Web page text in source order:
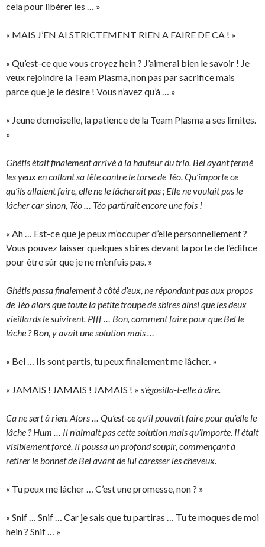
cela pour libérer les … »
« MAIS J’EN AI STRICTEMENT RIEN A FAIRE DE CA ! »
« Qu’est-ce que vous croyez hein ? J’aimerai bien le savoir ! Je
veux rejoindre la Team Plasma, non pas par sacrifice mais
parce que je le désire ! Vous n’avez qu’à … »
« Jeune demoiselle, la patience de la Team Plasma a ses limites.
»
Ghétis était finalement arrivé à la hauteur du trio, Bel ayant fermé
les yeux en collant sa tête contre le torse de Téo. Qu’importe ce
qu’ils allaient faire, elle ne le lâcherait pas ; Elle ne voulait pas le
lâcher car sinon, Téo … Téo partirait encore une fois !
« Ah … Est-ce que je peux m’occuper d’elle personnellement ?
Vous pouvez laisser quelques sbires devant la porte de l’édifice
pour être sûr que je ne m’enfuis pas. »
Ghétis passa finalement à côté d’eux, ne répondant pas aux propos
de Téo alors que toute la petite troupe de sbires ainsi que les deux
vieillards le suivirent. Pfff … Bon, comment faire pour que Bel le
lâche ? Bon, y avait une solution mais …
« Bel … Ils sont partis, tu peux finalement me lâcher. »
« JAMAIS ! JAMAIS ! JAMAIS ! » s’égosilla-t-elle à dire.
Ca ne sert à rien. Alors … Qu’est-ce qu’il pouvait faire pour qu’elle le
lâche ? Hum … Il n’aimait pas cette solution mais qu’importe. Il était
visiblement forcé. Il poussa un profond soupir, commençant à
retirer le bonnet de Bel avant de lui caresser les cheveux.
« Tu peux me lâcher … C’est une promesse, non ? »
« Snif … Snif … Car je sais que tu partiras … Tu te moques de moi
hein ? Snif … »